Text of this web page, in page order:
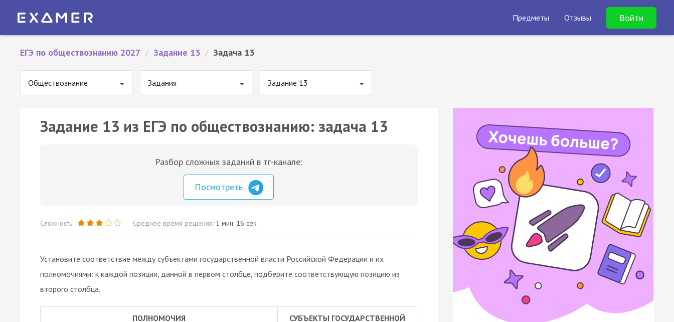
Предметы Отзывы Войти
ЕГЭ по обществознанию 2027 / Задание 13 / Задача 13
Обществознание Задания Задание 13
Задание 13 из ЕГЭ по обществознанию: задача 13
Разбор сложных заданий в тг-канале:
Посмотреть
Сложность: Среднее время решения: 1 мин. 16 сек.
Установите соответствие между субъектами государственной власти Российской Федерации и их
полномочиями: к каждой позиции, данной в первом столбце, подберите соответствующую позицию из
второго столбца.
ПОЛНОМОЧИЯ
СУБЪЕКТЫ ГОСУДАРСТВЕННОЙ